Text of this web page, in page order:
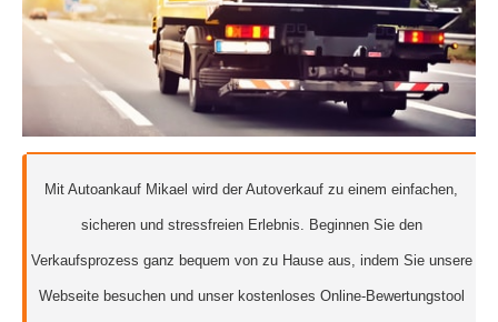
Mit Autoankauf Mikael wird der Autoverkauf zu einem einfachen,
sicheren und stressfreien Erlebnis. Beginnen Sie den
Verkaufsprozess ganz bequem von zu Hause aus, indem Sie unsere
Webseite besuchen und unser kostenloses Online-Bewertungstool